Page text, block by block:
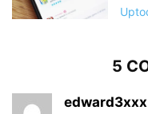
5
edward3xxx